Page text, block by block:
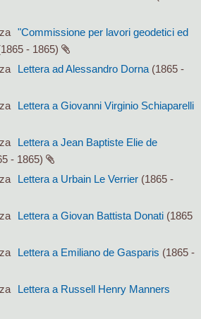
"Commissione per lavori geodetici ed
- 1865)
Lettera ad Alessandro Dorna (1865 -
Lettera a Giovanni Virginio Schiaparelli
Lettera a Jean Baptiste Elie de
- 1865)
Lettera a Urbain Le Verrier (1865 -
Lettera a Giovan Battista Donati (1865
Lettera a Emiliano de Gasparis (1865 -
Lettera a Russell Henry Manners